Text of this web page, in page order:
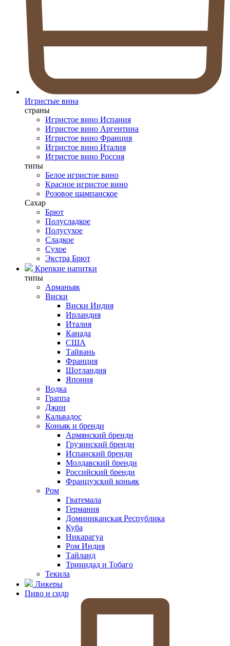
Игристые вина
страны
Игристое вино Испания
Игристое вино Аргентина
Игристое вино Франция
Игристое вино Италия
Игристое вино Россия
типы
Белое игристое вино
Красное игристое вино
Розовое шампанское
Сахар
Брют
Полусладкое
Полусухое
Сладкое
Сухое
Экстра Брют
Крепкие напитки
типы
Арманьяк
Виски
Виски Индия
Ирландия
Италия
Канада
США
Тайвань
Франция
Шотландия
Япония
Водка
Граппа
Джин
Кальвадос
Коньяк и бренди
Армянский бренди
Грузинский бренди
Испанский бренди
Молдавский бренди
Российский бренди
Французский коньяк
Ром
Гватемала
Германия
Доминиканская Республика
Куба
Никарагуа
Ром Индия
Тайланд
Тринидад и Тобаго
Текила
Ликеры
Пиво и сидр